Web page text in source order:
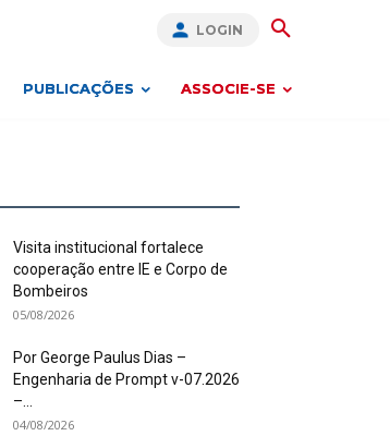
LOGIN
PUBLICAÇÕES ASSOCIE-SE
Visita institucional fortalece
cooperação entre IE e Corpo de
Bombeiros
05/08/2026
Por George Paulus Dias –
Engenharia de Prompt v-07.2026
–...
04/08/2026